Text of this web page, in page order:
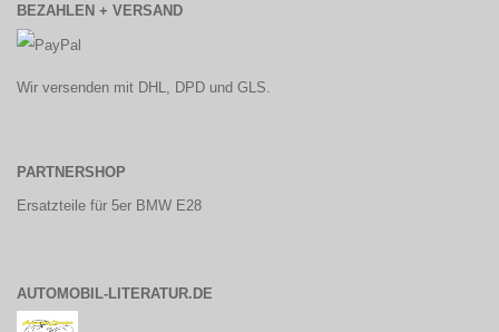
BEZAHLEN + VERSAND
Wir versenden mit DHL, DPD und GLS.
PARTNERSHOP
Ersatzteile für 5er BMW E28
AUTOMOBIL-LITERATUR.DE